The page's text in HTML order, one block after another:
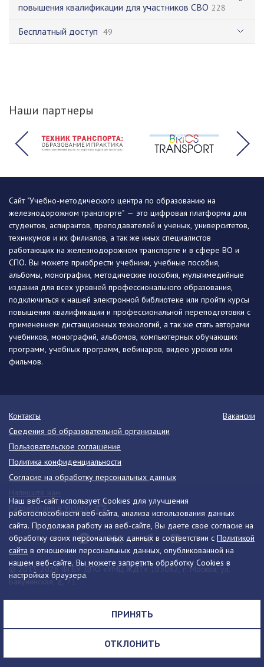
повышения квалификации для участников СВО 228
Бесплатный доступ 49
Наши партнеры
Наш веб-сайт использует Cookies для улучшения
работоспособности веб-сайта, анализа использования данных
сайта. Продолжая работу на веб-сайте, Вы даете свое согласие на
обработку своих персональных данных в соответствии с Политикой
сайта в отношении персональных данных, опубликованной на
нашем веб-сайте. Вы можете запретить обработку Cookies в
настройках браузера.
ПРИНЯТЬ
ОТКЛОНИТЬ
Сайт "Учебно-методического центра по образованию на
железнодорожном транспорте" — это цифровая платформа для
студентов, аспирантов, преподавателей и ученых, университетов,
техникумов и их филиалов, а так же иных специалистов
работающих на железнодорожном транспорте и в сфере ВО и
СПО. Вы можете приобрести учебники, учебные пособия,
альбомы, монографии, методические пособия, мультимедийные
издания для всех уровней профессионального образования,
подключиться к нашей электронной библиотеке или пройти курсы
повышения квалификации и профессиональной переподготовки с
применением дистанционных технологий, а так же стать авторами
учебников, монографий, альбомов, компьютерных обучающих
программ, учебных программ, вебинаров, видео уроков или
фильмов.
© 2013-2026 ФГБУ ДПО «УМЦ ЖДТ» 105082, г. Москва, ул.
Бакунинская, д. 71
Телефон:8 (495) 739-00-30 info@umczdt.ru
схема проезда
Контакты
Вакансии
Сведения об образовательной организации
Пользовательское соглашение
Политика конфиденциальности
Согласие на обработку персональных данных
Разработано в Victory